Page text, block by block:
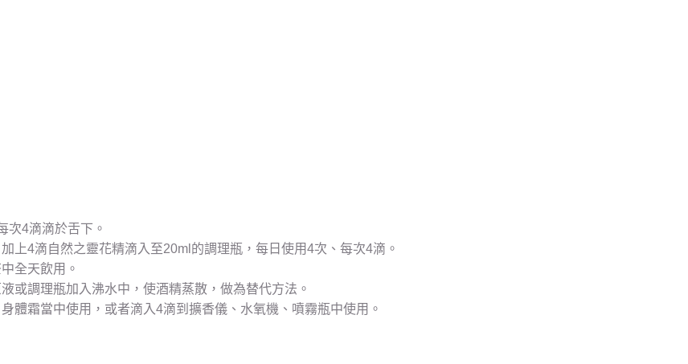
次4滴滴於舌下。
上4滴自然之靈花精滴入至20ml的調理瓶，每日使用4次、每次4滴。
全天飲用。
或調理瓶加入沸水中，使酒精蒸散，做為替代方法。
體霜當中使用，或者滴入4滴到擴香儀、水氧機、噴霧瓶中使用。